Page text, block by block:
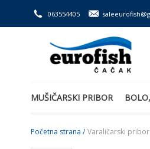
063554405
MUŠIČARSKI PRIBOR
Početna strana / Varaličarski